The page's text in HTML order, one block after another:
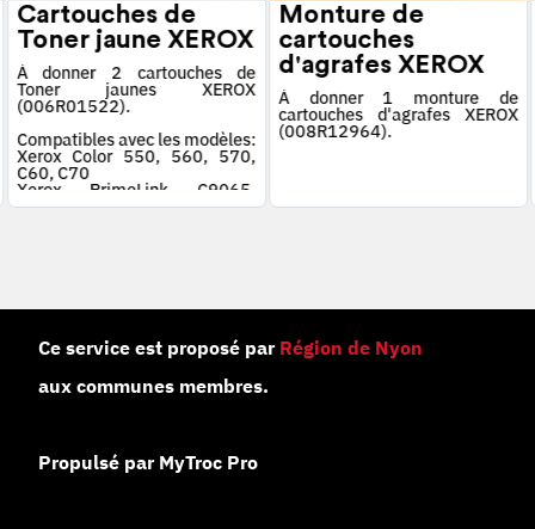
Cartouches de
Toner jaune XEROX
À donner 2 cartouches de
Toner jaunes XEROX
(006R01522).
Compatibles avec les modèles:
Xerox Color 550, 560, 570,
C60, C70
Xerox PrimeLink C9065,
C9070
Monture de
cartouches
d'agrafes XEROX
À donner 1 monture de
cartouches d'agrafes XEROX
(008R12964).
Ce service est proposé par Région de Nyon
aux communes membres.
Propulsé par MyTroc Pro